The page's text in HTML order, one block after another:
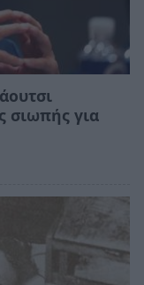
σιωπής για